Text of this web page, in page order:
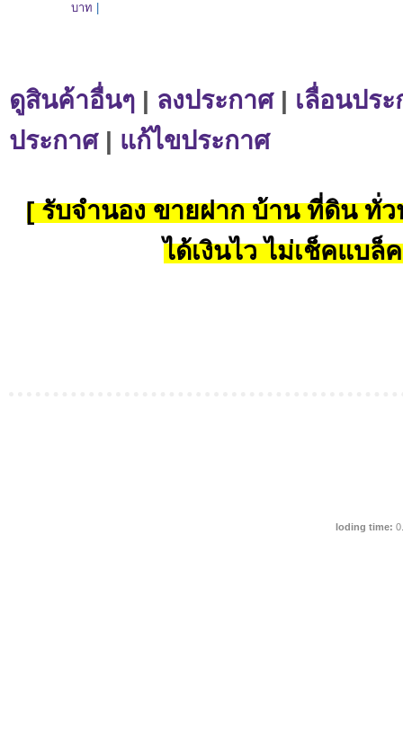
บาท
ดูสินค้าอื่นๆ | ลงประกาศ| เลื่อนปร
ประกาศ| แก้ไขประกาศ
[ รับจำนอง ขายฝาก บ้าน ที่ดิน ทั่ว
ได้เงินไว ไม่เช็คแบล็
loding time: